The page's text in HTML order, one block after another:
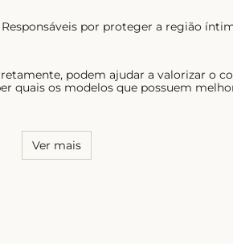
por proteger a região
podem ajudar a valorizar o
quais os modelos que possuem
Ver mais